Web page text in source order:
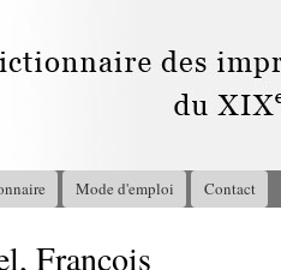
principal
Mode d'emploi Contact
François